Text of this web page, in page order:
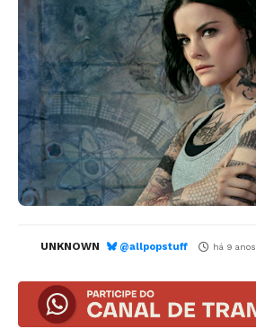
UNKNOWN @allpopstuff há 9 anos